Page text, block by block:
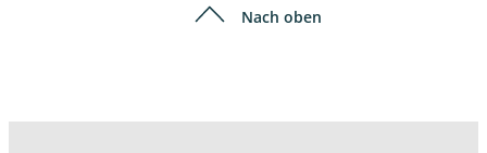
Nach oben